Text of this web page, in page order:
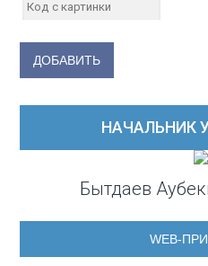
НАЧАЛЬНИК
Бытдаев
WEB-